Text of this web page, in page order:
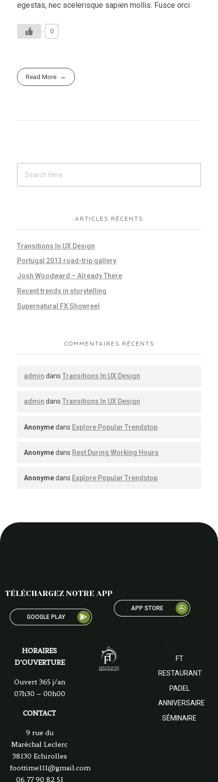
egestas, nec scelerisque sapien mollis. Fusce orci
0
Read More
ARTICLES RÉCENTS
Transitions In UX Design
Portugal 2013 road-trip gallery
Josh Woodward – Already There
Recent trends in storytelling
Supernatural FX Showreel
COMMENTAIRES RÉCENTS
admin dans Transitions In UX Design
admin dans Transitions In UX Design
Anonymedans Explore Popular Trendstop
Anonymedans Rest During Working Hours
Anonymedans Explore Popular Trendstop
TÉLÉCHARGEZ NOTRE APP
GOOGLE PLAY
APP STORE
HORAIRES
D’OUVERTURE
Ouvert 365 j/an
07h30 – 00h00
CONTACT
9 rue du
Maréchal Leclerc
38130 Echirolles
foottime111@gmail.com
06 77 90 82 51
FT
RESTAURANT
PADEL
ANNIVERSAIRE
SÉMINAIRE